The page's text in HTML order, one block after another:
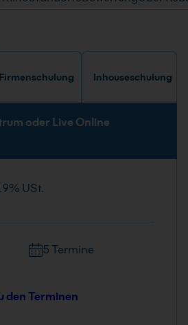
Firmenschulung Inhouseschulung
oder Live Online
USt.
5 Termine
den Terminen